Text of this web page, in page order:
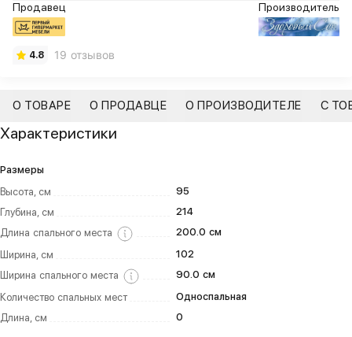
Продавец
4.8 19 отзывов
Производитель
О ТОВАРЕ О ПРОДАВЦЕ О ПРОИЗВОДИТЕЛЕ С
Характеристики
Размеры
Высота, см
95
Глубина, см
214
Длина спального места
200.0 см
Ширина, см
102
Ширина спального места
90.0 см
Количество спальных мест
Односпальная
Длина, см
0